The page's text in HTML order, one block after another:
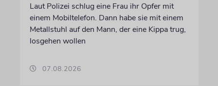
Laut Polizei schlug eine Frau ihr Opfer mit
einem Mobiltelefon. Dann habe sie mit einem
Metallstuhl auf den Mann, der eine Kippa trug,
losgehen wollen
07.08.2026